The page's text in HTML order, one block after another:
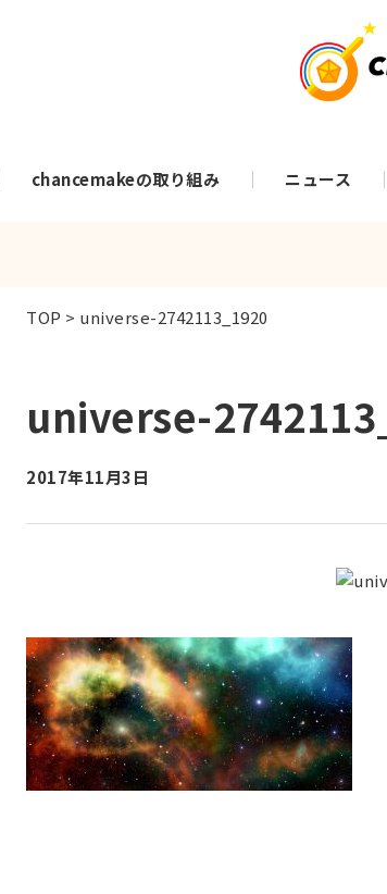
chancemakeの取り組み ニュース
TOP > universe-2742113_1920
universe-
2017年11月3日